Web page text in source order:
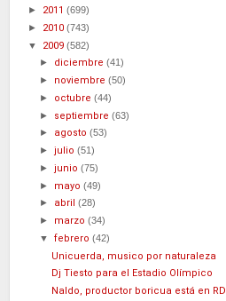
► 2011 (699)
► 2010 (743)
▼ 2009 (582)
► diciembre(41)
► noviembre(50)
► octubre(44)
► septiembre(63)
► agosto(53)
►julio(51)
►junio(75)
► mayo(49)
► abril(28)
► marzo(34)
▼febrero(42)
Unicuerda, musico por naturaleza
Dj Tiesto para el Estadio Olímpico
Naldo, productor boricua está en RD